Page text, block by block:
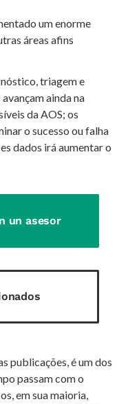
um enorme
áreas afins
triagem e
ainda na
da AOS; os
o sucesso ou falha
dados irá aumentar o
un asesor
publicações, é um dos
passam com o
em sua maioria,